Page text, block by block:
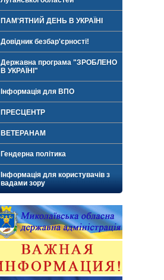
ПАМ'ЯТНИЙ ДЕНЬ В УКРАЇНІ
Довідник безбар'єрності!
Державна програма "ЗРОБЛЕНО
В УКРАЇНІ"
Інформація для ВПО
ПРЕСЦЕНТР
ВЕТЕРАНАМ
Гендерна політика
Інформація для користувачів з
вадами зору